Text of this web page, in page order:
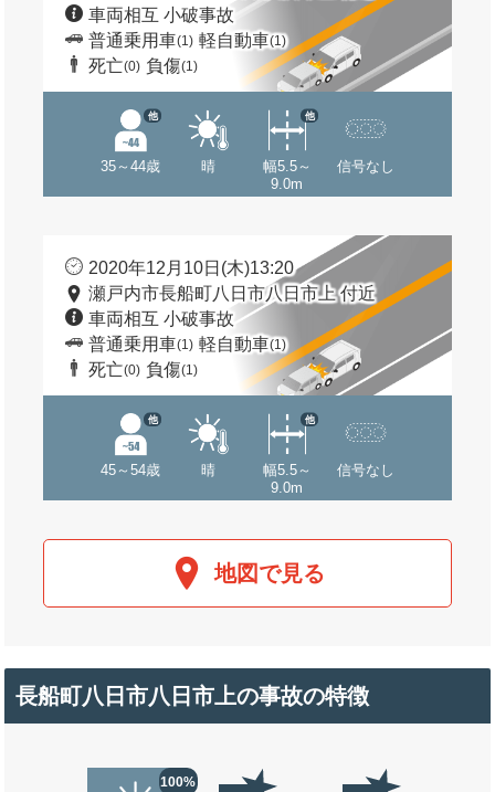
車両相互 小破事故
普通乗用車(1) 軽自動車(1)
死亡(0) 負傷(1)
35～44歳
他
晴
幅5.5～
9.0m
他
信号なし
2020年12月10日(木)13:20
瀬戸内市長船町八日市八日市上 付近
車両相互 小破事故
普通乗用車(1) 軽自動車(1)
死亡(0) 負傷(1)
45～54歳
他
晴
幅5.5～
9.0m
他
信号なし
地図で見る
長船町八日市八日市上の事故の特徴
100%